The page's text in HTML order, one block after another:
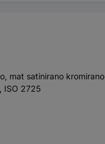
mat satinirano kromirano
ISO 2725